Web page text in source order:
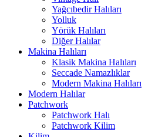
Yağcıbedir Halıları
Yolluk
Yörük Halıları
Diğer Halılar
Makina Halıları
Klasik Makina Halıları
Seccade Namazlıklar
Modern Makina Halıları
Modern Halılar
Patchwork
Patchwork Halı
Patchwork Kilim